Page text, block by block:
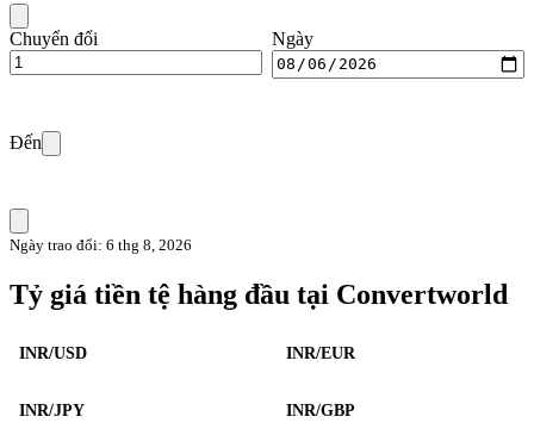
Chuyển đổi Ngày
Đến
Ngày trao đổi: 6 thg 8, 2026
Tỷ giá tiền tệ hàng đầu tại Convertworld
INR/USD INR/EUR
INR/JPY INR/GBP